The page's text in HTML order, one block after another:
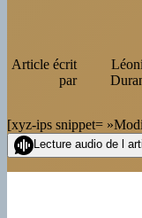
Article écrit
par
[xyz-ips snippet=
Lecture audio de l